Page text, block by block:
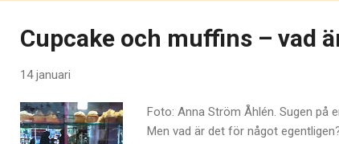
Cupcake och muffins – vad
14 januari
Foto: Anna Ström Åhlén. Sugen på
Men vad är det för något